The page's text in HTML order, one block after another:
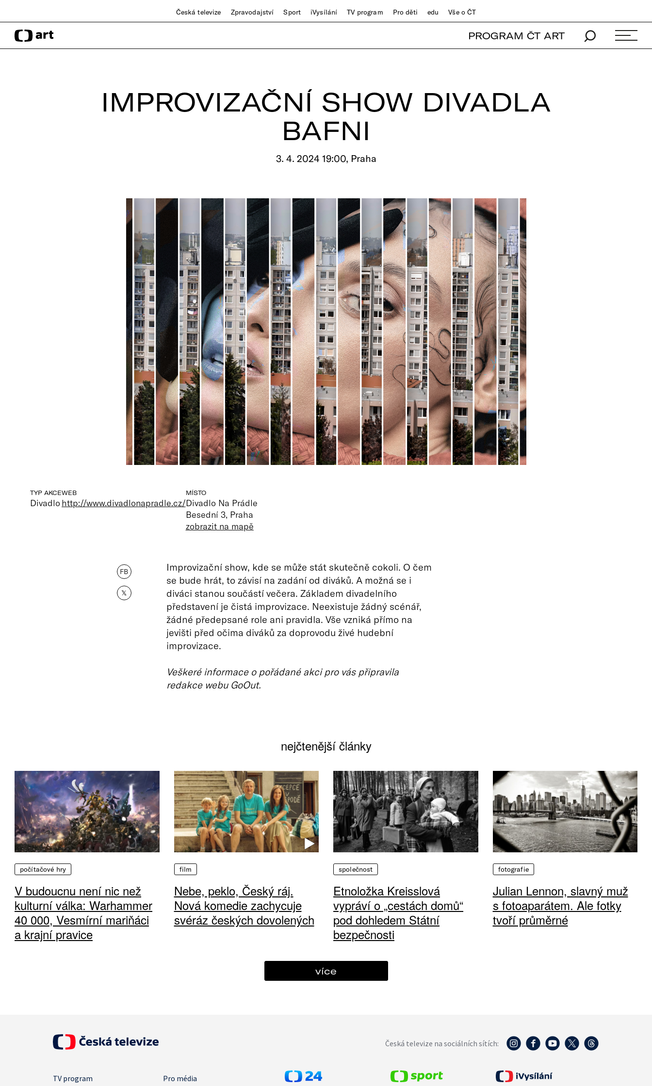
Česká televize Zpravodajství Sport iVysílání TV program Pro děti edu Vše o ČT
PROGRAM ČT ART
IMPROVIZAČNÍ SHOW DIVADLA
BAFNI
3. 4. 2024 19:00, Praha
TYP AKCE
Divadlo
WEB
http://www.divadlonapradle.cz/
MÍSTO
Divadlo Na Prádle
Besední 3, Praha
zobrazit na mapě
FB
𝕏
Improvizační show, kde se může stát skutečně cokoli. O čem
se bude hrát, to závisí na zadání od diváků. A možná se i
diváci stanou součástí večera. Základem divadelního
představení je čistá improvizace. Neexistuje žádný scénář,
žádné předepsané role ani pravidla. Vše vzniká přímo na
jevišti před očima diváků za doprovodu živé hudební
improvizace.
Veškeré informace o pořádané akci pro vás připravila
redakce webu GoOut.
nejčtenější články
počítačové hry
V budoucnu není nic než
kulturní válka: Warhammer
40 000, Vesmírní mariňáci
a krajní pravice
film
Nebe, peklo, Český ráj.
Nová komedie zachycuje
svéráz českých dovolených
společnost
Etnoložka Kreisslová
vypráví o „cestách domů“
pod dohledem Státní
bezpečnosti
fotografie
Julian Lennon, slavný muž
s fotoaparátem. Ale fotky
tvoří průměrné
více
Česká televize na sociálních sítích:
TV program Pro média